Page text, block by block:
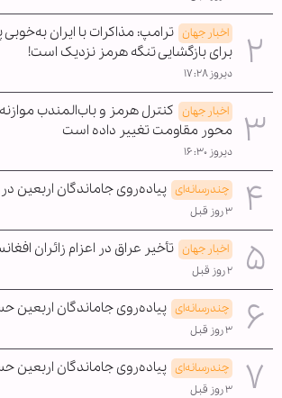
اخبار جهان ترامپ: مذاکرات با ایران
برای بازگشایی تنگه هرمز نزدیک است!
دیروز ۱۷:۲۸
اخبار جهان کنترل هرمز و باب‌المندب
محور مقاومت تغییر داده است
دیروز ۱۶:۳۰
چندرسانه‌ای پیاده‌روی جاماندگان اربعین
۳ روز قبل
اخبار جهان تأخیر عراق در اعزام زائران
۲ روز قبل
چندرسانه‌ای پیاده‌روی جاماندگان اربعین
۳ روز قبل
چندرسانه‌ای پیاده‌روی جاماندگان اربعین
۳ روز قبل